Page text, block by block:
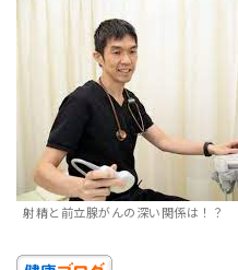
射精と前立腺がんの深い関係は！？